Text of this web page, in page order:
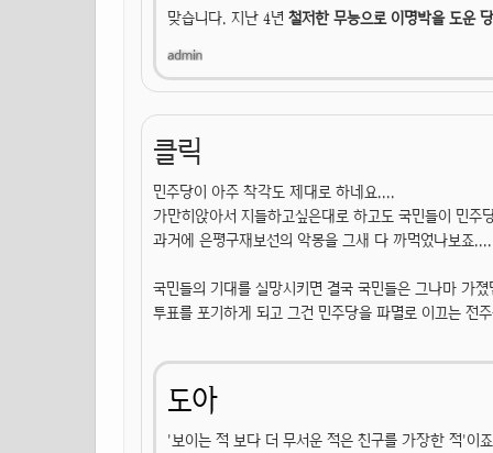
맞습니다. 지난 4년 철저한 무능으로 이명박을 도운
클릭
민주당이 아주 착각도 제대로 하네요....
가만히앉아서 지들하고싶은대로 하고도 국민들이 민
과거에 은평구재보선의 악몽을 그새 다 까먹었나보죠
국민들의 기대를 실망시키면 결국 국민들은 그나마 가
투표를 포기하게 되고 그건 민주당을 파멸로 이끄는 전
도아
'보이는 적 보다 더 무서운 적은 친구를 가장한 적'이